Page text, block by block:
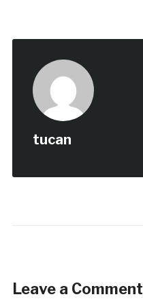
tucan
Leave a Comment